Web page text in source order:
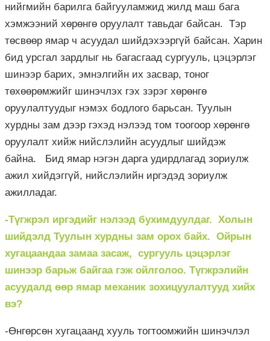
нийгмийн барилга байгууламжид жилд маш бага
хэмжээний хөрөнгө оруулалт тавьдаг байсан. Тэр
төсвөөр ямар ч асуудал шийдэхээргүй байсан. Харин
бид урсгал зардлыг нь багасгаад сургууль, цэцэрлэг
шинээр барих, эмнэлгийн их засвар, тоног
төхөөрөмжийг шинэчлэх гэх зэрэг хөрөнгө
оруулалтуудыг нэмэх бодлого барьсан. Туулын
хурдны зам дээр гэхэд нэлээд том тоогоор хөрөнгө
оруулалт хийж нийслэлийн асуудлыг шийдэж
байна. Бид ямар нэгэн дарга удирдлагад зориулж
ажил хийдэггүй, нийслэлийн иргэдэд зориулж
ажилладаг.
-Түгжрэл иргэдийг нэлээд бухимдуулдаг. Холын
шийдэлд Туулын хурдны зам орох байх. Ойрын
хугацаандаа замаа засаж, сургууль цэцэрлэг
шинээр барьж байгаа гэж ойлголоо. Түгжрэлийн
асуудалд өөр ямар механик зохицуулалтууд хийх
вэ?
-Өнгөрсөн хугацаанд хууль тогтоомжийн шинэчлэл